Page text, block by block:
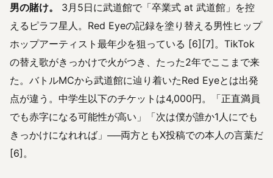
男の賭け。
3月5日に武道館で「卒業式 at 武道館」を控
えるピラフ星人。Red Eyeの記録を塗り替える男性ヒップ
ホップアーティスト最年少を狙っている [6][7]。TikTok
の替え歌がきっかけで火がつき、たった2年でここまで来
た。バトルMCから武道館に辿り着いたRed Eyeとは出発
点が違う。中学生以下のチケットは4,000円。「正直満員
でも赤字になる可能性が高い」「次は僕が誰か1人にでも
きっかけになれれば」──両方ともX投稿での本人の言葉だ
[6]。